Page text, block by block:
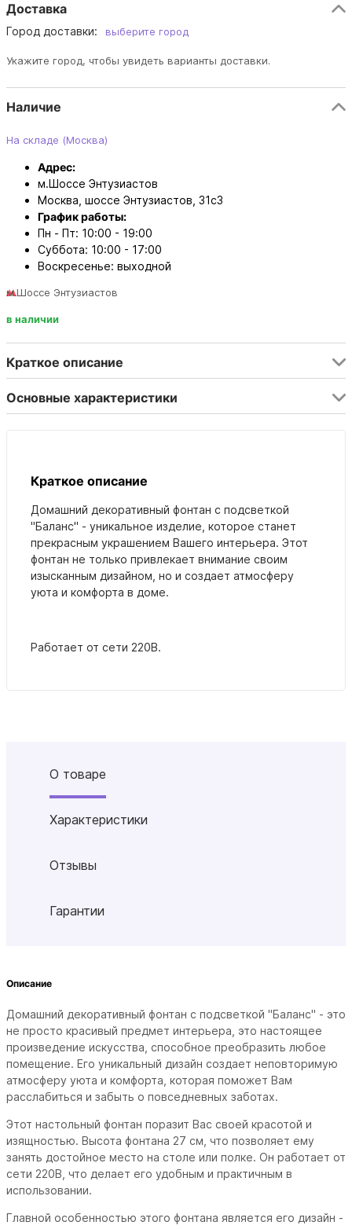
Доставка
Город доставки: выберите город
Укажите город, чтобы увидеть варианты доставки.
Наличие
На складе (Москва)
Адрес:
м.Шоссе Энтузиастов
Москва, шоссе Энтузиастов, 31с3
График работы:
Пн - Пт: 10:00 - 19:00
Суббота: 10:00 - 17:00
Воскресенье: выходной
м.Шоссе Энтузиастов
в наличии
Краткое описание
Основные характеристики
Краткое описание
Домашний декоративный фонтан с подсветкой
"Баланс" - уникальное изделие, которое станет
прекрасным украшением Вашего интерьера. Этот
фонтан не только привлекает внимание своим
изысканным дизайном, но и создает атмосферу
уюта и комфорта в доме.
Работает от сети 220В.
О товаре
Характеристики
Отзывы
Гарантии
Описание
Домашний декоративный фонтан с подсветкой "Баланс" - это
не просто красивый предмет интерьера, это настоящее
произведение искусства, способное преобразить любое
помещение. Его уникальный дизайн создает неповторимую
атмосферу уюта и комфорта, которая поможет Вам
расслабиться и забыть о повседневных заботах.
Этот настольный фонтан поразит Вас своей красотой и
изящностью. Высота фонтана 27 см, что позволяет ему
занять достойное место на столе или полке. Он работает от
сети 220В, что делает его удобным и практичным в
использовании.
Главной особенностью этого фонтана является его дизайн -